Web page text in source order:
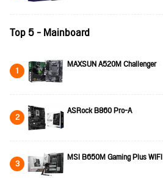
Top 5 - Mainboard
1 MAXSUN A520M Challenger
2 ASRock B860 Pro-A
3 MSI B650M Gaming Plus WIFI